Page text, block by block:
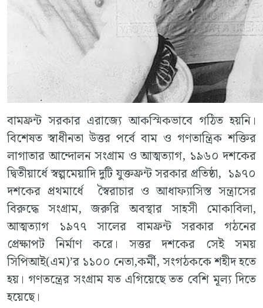
বামফ্রন্ট সরকার এরাজ্যে আকস্মিকভাবে গঠিত হয়নি।
বিশেষত স্বাধীনতা উত্তর পর্বে বাম ও গণতান্ত্রিক শক্তির
লাগাতার আন্দোলন সংগ্রাম ও আত্মত্যাগ, ১৯৬০ দশকের
দ্বিতীয়ার্ধে স্বল্পমেয়াদি দুটি যুক্তফ্রন্ট সরকার প্রতিষ্ঠা, ১৯৭০
দশকের প্রথমার্ধে স্বৈরাচার ও আধাফ্যাসিস্ত সন্ত্রাসের
বিরুদ্ধে সংগ্রাম, জরুরি অবস্থার সাহসী মোকাবিলা,
আত্মত্যাগ ১৯৭৭ সালের বামফ্রন্ট সরকার গঠনের
প্রেক্ষাপট নির্মাণ করে। সত্তর দশকের সেই সময়
সিপিআই(এম)’র ১১০০ নেতা,কর্মী, সংগঠককে শহীদ হতে
হয়। গণতন্ত্রের সংগ্রাম যত এগিয়েছে তত বেশি মূল্য দিতে
হয়েছে।